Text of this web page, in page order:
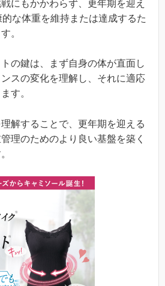
にもかかわらず、更年期を迎え
な体重を維持または達成するた
。
の鍵は、まず自身の体が直面し
スの変化を理解し、それに適応
す。
解することで、更年期を迎える
理のためのより良い基盤を築く